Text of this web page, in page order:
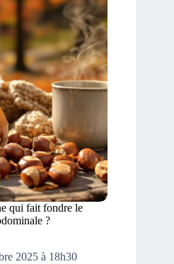
qui fait fondre le
?
2025 à 18h30